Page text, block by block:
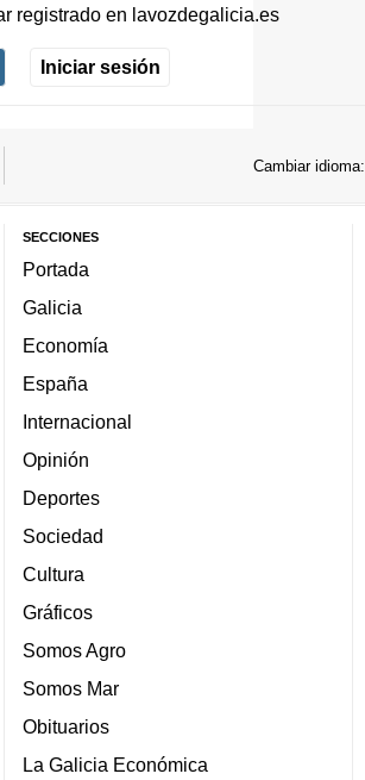
registradoen lavozdegalicia.es
Iniciar sesión
Cambiar idioma:
SECCIONES
Portada
Galicia
Economía
España
Internacional
Opinión
Deportes
Sociedad
Cultura
Gráficos
Somos Agro
Somos Mar
Obituarios
La Galicia Económica